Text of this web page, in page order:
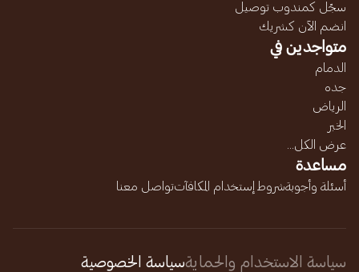
سجّل كمندوب توصيل
انضم الآن كشريك
متواجدين في
الدمام
جده
الرياض
الخبر
عرض الكل...
مساعدة
أسئلة وأجوبةشروط إستخدام المكافآتتواصل معنا
سياسة الاستخدام والحمايةسياسة الخصوصية